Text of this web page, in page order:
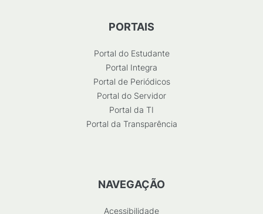
PORTAIS
Portal do Estudante
Portal Integra
Portal de Periódicos
Portal do Servidor
Portal da TI
Portal da Transparência
NAVEGAÇÃO
Acessibilidade